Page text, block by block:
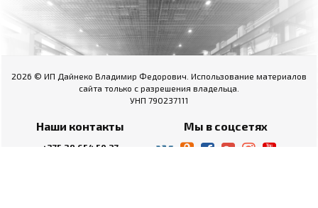
2026 © ИП Дайнеко Владимир Федорович. Использование материалов
сайта только с разрешения владельца.
УНП 790237111
Наши контакты
+375 29 654 50 27
Мы в соцсетях